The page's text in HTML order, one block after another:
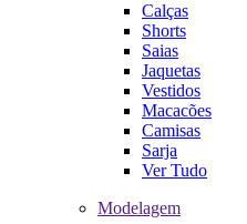
Calças
Shorts
Saias
Jaquetas
Vestidos
Macacões
Camisas
Sarja
Ver Tudo
Modelagem